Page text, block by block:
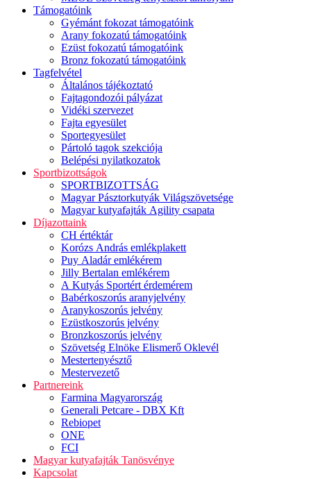
Támogatóink
Gyémánt fokozat támogatóink
Arany fokozatú támogatóink
Ezüst fokozatú támogatóink
Bronz fokozatú támogatóink
Tagfelvétel
Általános tájékoztató
Fajtagondozói pályázat
Vidéki szervezet
Fajta egyesület
Sportegyesület
Pártoló tagok szekciója
Belépési nyilatkozatok
Sportbizottságok
SPORTBIZOTTSÁG
Magyar Pásztorkutyák Világszövetsége
Magyar kutyafajták Agility csapata
Díjazottaink
CH értéktár
Korózs András emlékplakett
Puy Aladár emlékérem
Jilly Bertalan emlékérem
A Kutyás Sportért érdemérem
Babérkoszorús aranyjelvény
Aranykoszorús jelvény
Ezüstkoszorús jelvény
Bronzkoszorús jelvény
Szövetség Elnöke Elismerő Oklevél
Mestertenyésztő
Mestervezető
Partnereink
Farmina Magyarország
Generali Petcare - DBX Kft
Rebiopet
ONE
FCI
Magyar kutyafajták Tanösvénye
Kapcsolat